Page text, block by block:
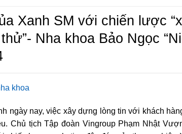
Xanh SM với chiến lược
Nha khoa Bảo Ngọc
khoa
ngày nay, việc xây dựng lòng tin với khách
Chủ tịch Tập đoàn Vingroup Phạm Nhật